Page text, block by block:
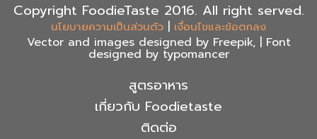
Copyright FoodieTaste 2016. All right served.
นโยบายความเป็นส่วนตัว | เงื่อนไขและข้อตกลง
Vector and images designed by Freepik, | Font
designed by typomancer
สูตรอาหาร
เกี่ยวกับ Foodietaste
ติดต่อ